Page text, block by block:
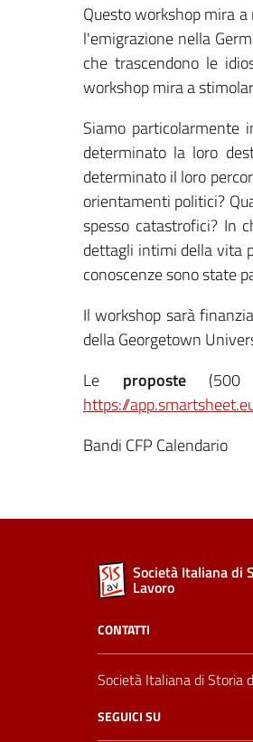
Questo workshop mira
l'emigrazione nella
che trascendono le
workshop mira a
Siamo particolarmente
determinato la loro
determinato il loro
orientamenti politici?
spesso catastrofici? In
dettagli intimi della vita
conoscenze sono state
Il workshop sarà
della Georgetown
Le proposte(500
https://
Bandi CFP Calendario
Società Italiana di
Lavoro
CONTATTI
Società Italiana di Storia
SEGUICI SU